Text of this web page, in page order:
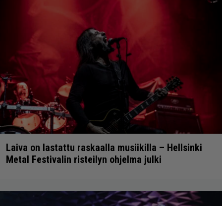
Laiva on lastattu raskaalla musiikilla – Hellsinki
Metal Festivalin risteilyn ohjelma julki